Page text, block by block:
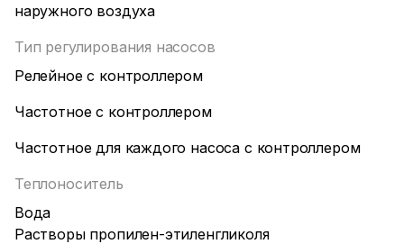
наружного воздуха
Тип регулирования насосов
Релейное с контроллером
Частотное с контроллером
Частотное для каждого насоса с контроллером
Теплоноситель
Вода
Растворы пропилен-этиленгликоля